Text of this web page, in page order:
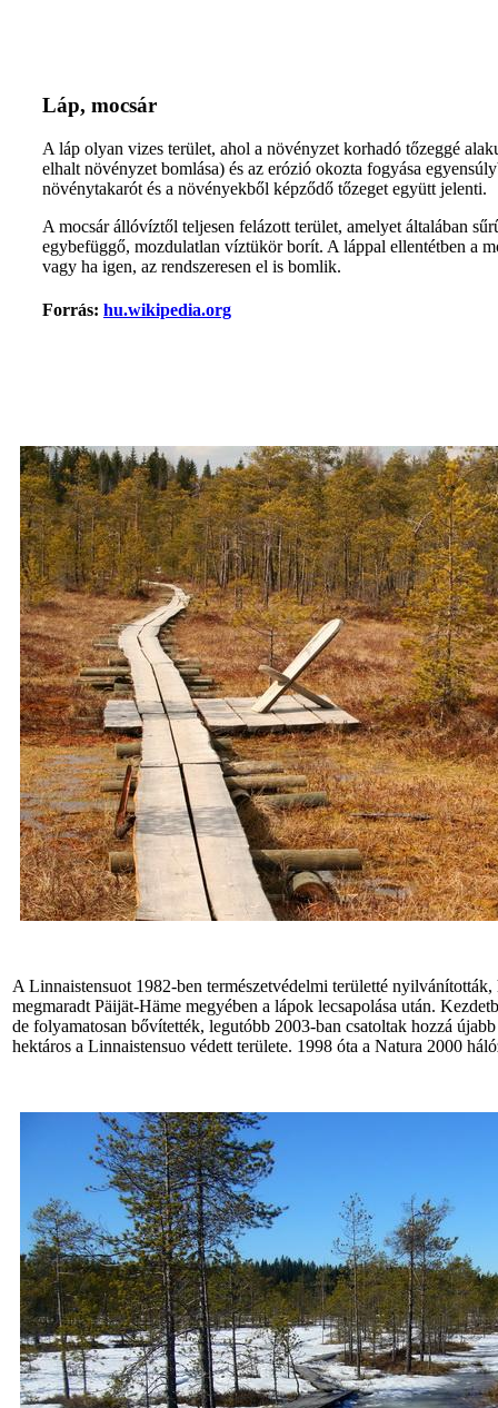
Láp, mocsár
A láp olyan vizes terület, ahol a növényzet korhadó tőzeggé
elhalt növényzet bomlása) és az erózió okozta fogyása
növénytakarót és a növényekből képződő tőzeget együtt jelenti.
A mocsár állóvíztől teljesen felázott terület, amelyet általában
egybefüggő, mozdulatlan víztükör borít. A láppal ellentétben a
vagy ha igen, az rendszeresen el is bomlik.
Forrás: hu.wikipedia.org
A Linnaistensuot 1982-ben természetvédelmi területté
megmaradt Päijät-Häme megyében a lápok lecsapolása után.
de folyamatosan bővítették, legutóbb 2003-ban csatoltak hozzá
hektáros a Linnaistensuo védett területe. 1998 óta a Natura 2000